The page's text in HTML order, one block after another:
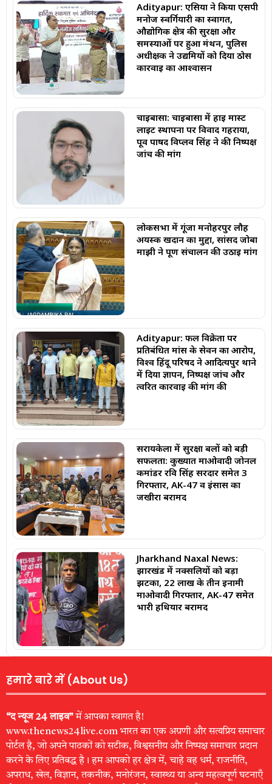
Adityapur: एसिया ने किया एसपी
मनोज स्वर्गियारी का स्वागत,
औद्योगिक क्षेत्र की सुरक्षा और
समस्याओं पर हुआ मंथन, पुलिस
अधीक्षक ने उद्यमियों को दिया ठोस
कार्रवाई का आश्वासन
चाईबासा: चाईबासा में हाई मास्ट
लाइट स्थापना पर विवाद गहराया,
पूर्व पार्षद विप्लव सिंह ने की निष्पक्ष
जांच की मांग
लोकसभा में गूंजा मनोहरपुर लौह
अयस्क खदान का मुद्दा, सांसद जोबा
माझी ने पूर्ण संचालन की उठाई मांग
Adityapur: फल विक्रेता पर
प्रतिबंधित मांस के सेवन का आरोप,
विश्व हिंदू परिषद ने आदित्यपुर थाने
में दिया ज्ञापन, निष्पक्ष जांच और
त्वरित कार्रवाई की मांग की
सरायकेला में सुरक्षा बलों को बड़ी
सफलता: कुख्यात माओवादी जोनल
कमांडर रवि सिंह सरदार समेत 3
गिरफ्तार, AK-47 व इंसास का
जखीरा बरामद
Jharkhand Naxal News:
झारखंड में नक्सलियों को बड़ा
झटका, 22 लाख के तीन इनामी
माओवादी गिरफ्तार, AK-47 समेत
भारी हथियार बरामद
हमारे बारे में (About Us)
“द न्यूज 24 लाइव”में आपका स्वागत है!
www.thenews24live.com भारत का एक अग्रणी और सत्यप्रिय समाचार
पोर्टल है, जो अपने पाठकों को सटीक, विश्वसनीय और निष्पक्ष समाचार प्रदान
करने के लिए प्रतिबद्ध है। हम आपको हर क्षेत्र में, चाहे वह धर्म, राजनीति,
अपराध, खेल, विज्ञान, तकनीक, मनोरंजन, स्वास्थ्य या अन्य महत्वपूर्ण घटनाएँ